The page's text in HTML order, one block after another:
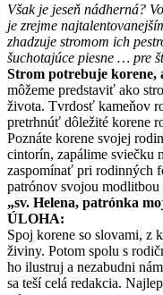
Však je jeseň nádherná?
je zrejme
zhadzuje stromom ich
šuchotajúce piesne … pre
Strom potrebuje korene,
môžeme predstaviť ako
života. Tvrdosť kameňov
pretrhnúť dôležité korene
Poznáte korene svojej
cintorín, zapálime sviečku
zaspomínať pri rodinných
patrónov svojou
„sv. Helena, patrónka
ÚLOHA:
Spoj korene so slovami, z
živiny. Potom spolu s
ho ilustruj a nezabudni
sa teší celá redakcia.